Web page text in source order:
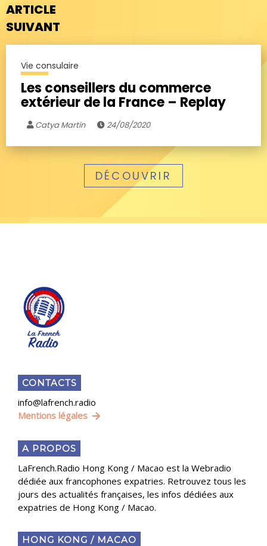
ARTICLE
SUIVANT
Vie consulaire
Les conseillers du commerce
extérieur de la France – Replay
Catya Martin 24/08/2020
DÉCOUVRIR
CONTACTS
info@lafrench.radio
Mentions légales
A PROPOS
LaFrench.Radio Hong Kong / Macao est la Webradio
dédiée aux francophones expatries. Retrouvez tous les
jours des actualités françaises, les infos dédiées aux
expatries de Hong Kong / Macao.
HONG KONG / MACAO